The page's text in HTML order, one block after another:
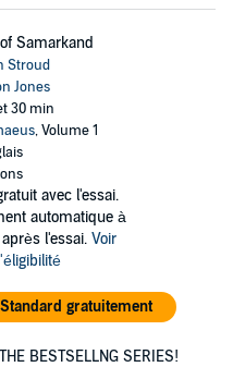
Samarkand
Stroud
Jones
30 min
, Volume 1
avec l'essai.
automatique à
l'essai. Voir
Standard gratuitement
BESTSELLNG SERIES!